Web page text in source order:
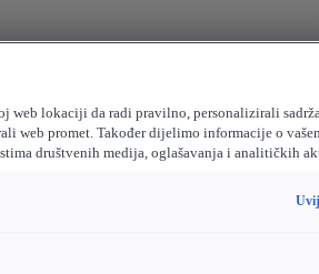
web lokaciji da radi pravilno, personalizirali
web promet. Također dijelimo informacije o
društvenih medija, oglašavanja i analitičkih